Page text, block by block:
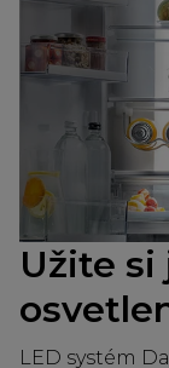
Užite
LED systém